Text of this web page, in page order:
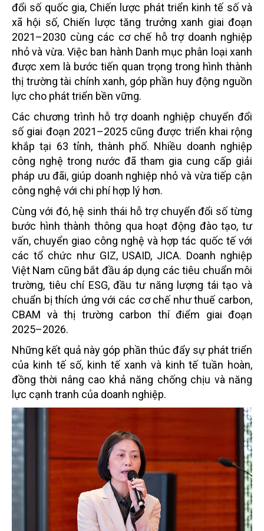
đổi số quốc gia, Chiến lược phát triển kinh tế số và
xã hội số, Chiến lược tăng trưởng xanh giai đoạn
2021–2030 cùng các cơ chế hỗ trợ doanh nghiệp
nhỏ và vừa. Việc ban hành Danh mục phân loại xanh
được xem là bước tiến quan trọng trong hình thành
thị trường tài chính xanh, góp phần huy động nguồn
lực cho phát triển bền vững.
Các chương trình hỗ trợ doanh nghiệp chuyển đổi
số giai đoạn 2021–2025 cũng được triển khai rộng
khắp tại 63 tỉnh, thành phố. Nhiều doanh nghiệp
công nghệ trong nước đã tham gia cung cấp giải
pháp ưu đãi, giúp doanh nghiệp nhỏ và vừa tiếp cận
công nghệ với chi phí hợp lý hơn.
Cùng với đó, hệ sinh thái hỗ trợ chuyển đổi số từng
bước hình thành thông qua hoạt động đào tạo, tư
vấn, chuyển giao công nghệ và hợp tác quốc tế với
các tổ chức như GIZ, USAID, JICA. Doanh nghiệp
Việt Nam cũng bắt đầu áp dụng các tiêu chuẩn môi
trường, tiêu chí ESG, đầu tư năng lượng tái tạo và
chuẩn bị thích ứng với các cơ chế như thuế carbon,
CBAM và thị trường carbon thí điểm giai đoạn
2025–2026.
Những kết quả này góp phần thúc đẩy sự phát triển
của kinh tế số, kinh tế xanh và kinh tế tuần hoàn,
đồng thời nâng cao khả năng chống chịu và năng
lực cạnh tranh của doanh nghiệp.